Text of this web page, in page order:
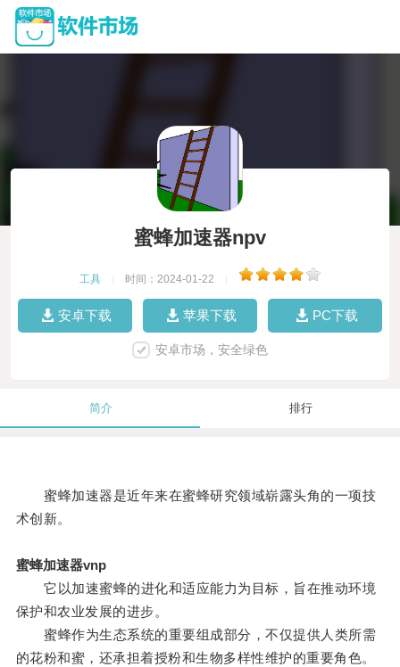
蜜蜂加速器npv
工具 时间：2024-01-22
安卓下载 苹果下载 PC下载
安卓市场，安全绿色
简介 排行
蜜蜂加速器是近年来在蜜蜂研究领域崭露头角的一项技
术创新。
蜜蜂加速器vnp
它以加速蜜蜂的进化和适应能力为目标，旨在推动环境
保护和农业发展的进步。
蜜蜂作为生态系统的重要组成部分，不仅提供人类所需
的花粉和蜜，还承担着授粉和生物多样性维护的重要角色。